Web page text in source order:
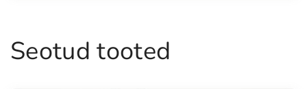
Seotud tooted